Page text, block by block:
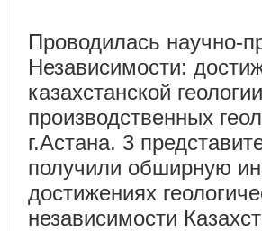
Проводилась научно-
Независимости:
казахстанской
производственных
г.Астана. 3
получили обширную
достижениях
независимости